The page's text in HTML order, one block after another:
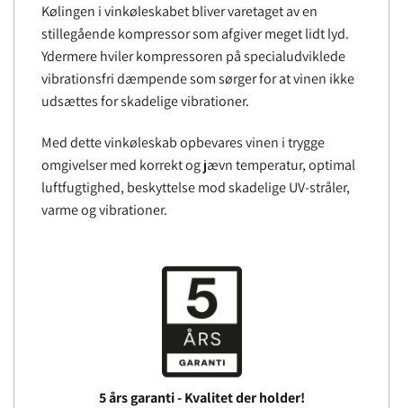
Kølingen i vinkøleskabet bliver varetaget av en
stillegående kompressor som afgiver meget lidt lyd.
Ydermere hviler kompressoren på specialudviklede
vibrationsfri dæmpende som sørger for at vinen ikke
udsættes for skadelige vibrationer.
Med dette vinkøleskab opbevares vinen i trygge
omgivelser med korrekt og jævn temperatur, optimal
luftfugtighed, beskyttelse mod skadelige UV-stråler,
varme og vibrationer.
5 års garanti - Kvalitet der holder!